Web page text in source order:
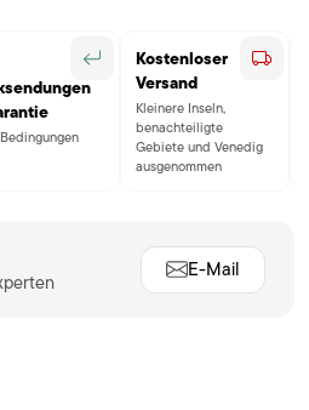
Kostenloser
Versand
Kleinere Inseln,
benachteiligte
Gebiete und Venedig
ausgenommen
E-Mail